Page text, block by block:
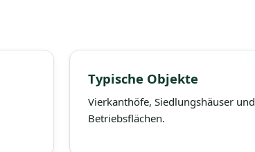
Typische Objekte
Vierkanthöfe, Siedlungshäuser und
Betriebsflächen.